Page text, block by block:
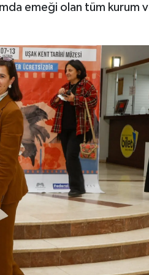
emeği olan tüm kurum